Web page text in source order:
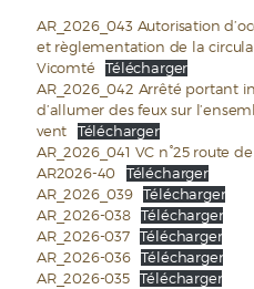
AR_2026_043 Autorisation
et règlementation de la
Vicomté
Télécharger
AR_2026_042 Arrêté portant
d’allumer des feux sur
vent
Télécharger
AR_2026_041 VC n°25 route
AR2026-40
Télécharger
AR_2026_039
Télécharger
AR_2026-038
Télécharger
AR_2026-037
Télécharger
AR_2026-036
Télécharger
AR_2026-035
Télécharger